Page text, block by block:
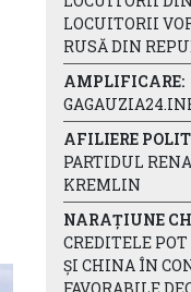
LOCUITORII
RUSĂ DIN
AMPLIFICARE:
AFILIERE
PARTIDUL
KREMLIN
NARAȚIUNE
CREDITELE
ȘI CHINA ÎN